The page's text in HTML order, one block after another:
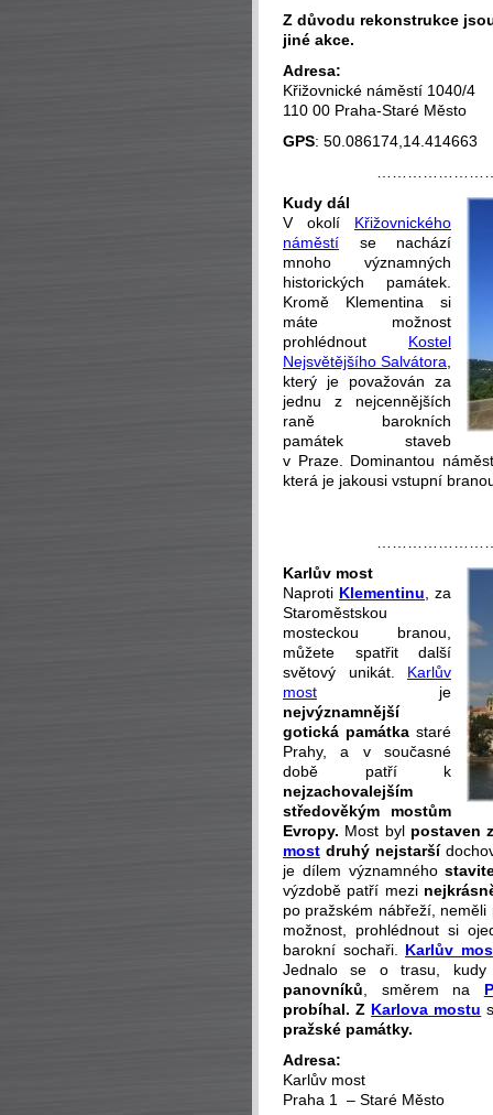
Z důvodu rekonstrukce
jiné akce.
Adresa:
Křižovnické náměstí 1040/4
110 00 Praha-Staré Město
GPS: 50.086174,14.414663
Kudy dál
V okolí Křižovnického
náměstí se nachází
mnoho významných
historických památek.
Kromě Klementina si
máte možnost
prohlédnout Kostel
Nejsvětějšího Salvátora,
který je považován za
jednu z nejcennějších
raně barokních
památek staveb
v Praze. Dominantou
která je jakousi vstupní
Karlův most
Naproti Klementinu, za
Staroměstskou
mosteckou branou,
můžete spatřit další
světový unikát. Karlův
most je
nejvýznamnější
gotická památka staré
Prahy, a v současné
době patří k
nejzachovalejším
středověkým mostům
Evropy. Most bylpostaven
most druhý nejstarší
je dílem významného
výzdobě patří mezi
po pražském nábřeží,
možnost, prohlédnout si
barokní sochaři. Karlův
Jednalo se o trasu,
panovníků, směrem na
probíhal. Z Karlova mostu
pražské památky.
Adresa:
Karlův most
Praha 1 – Staré Město